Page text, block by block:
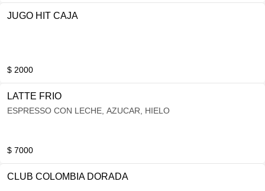
JUGO HIT CAJA
$ 2000
LATTE FRIO
ESPRESSO CON LECHE, AZUCAR, HIELO
$ 7000
CLUB COLOMBIA DORADA